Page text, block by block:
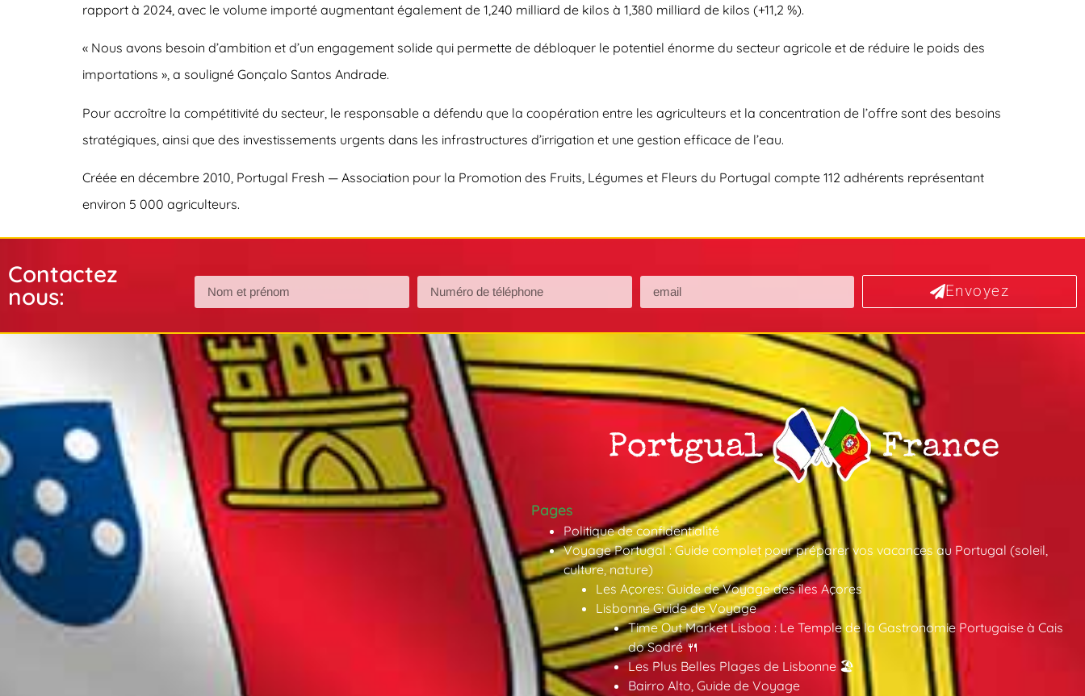
rapport à 2024, avec le volume importé augmentant également de 1,240 milliard de kilos à 1,380 milliard de kilos (+11,2 %).
« Nous avons besoin d’ambition et d’un engagement solide qui permette de débloquer le potentiel énorme du secteur agricole et de réduire le poids des
importations », a souligné Gonçalo Santos Andrade.
Pour accroître la compétitivité du secteur, le responsable a défendu que la coopération entre les agriculteurs et la concentration de l’offre sont des besoins
stratégiques, ainsi que des investissements urgents dans les infrastructures d’irrigation et une gestion efficace de l’eau.
Créée en décembre 2010, Portugal Fresh — Association pour la Promotion des Fruits, Légumes et Fleurs du Portugal compte 112 adhérents représentant
environ 5 000 agriculteurs.
Contactez
nous:
Envoyez
Pages
Politique de confidentialité
Voyage Portugal : Guide complet pour préparer vos vacances au Portugal (soleil,
culture, nature)
Les Açores: Guide de Voyage des îles Açores
Lisbonne Guide de Voyage
Time Out Market Lisboa : Le Temple de la Gastronomie Portugaise à Cais
do Sodré 🍴
Les Plus Belles Plages de Lisbonne 🏖️
Bairro Alto, Guide de Voyage